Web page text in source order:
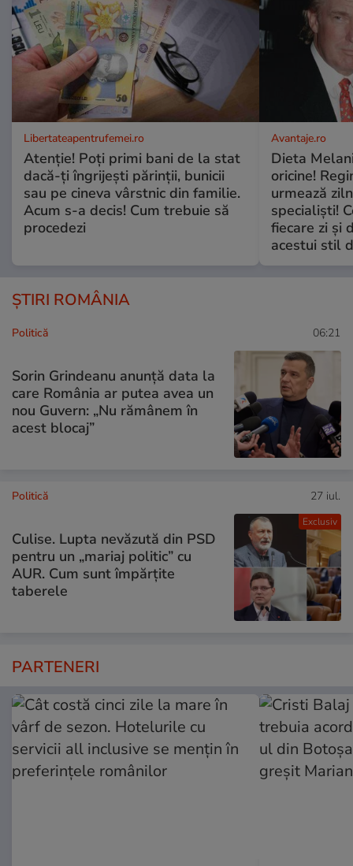
Libertateapentrufemei.ro
Atenție! Poți primi bani de la stat
dacă-ți îngrijești părinții, bunicii
sau pe cineva vârstnic din familie.
Acum s-a decis! Cum trebuie să
procedezi
Avantaje.ro
Dieta
oricine!
urmează
specialiști!
fiecare zi și
acestui stil
ȘTIRI ROMÂNIA
Politică 06:21
Sorin Grindeanu anunță data la
care România ar putea avea un
nou Guvern: „Nu rămânem în
acest blocaj”
Exclusiv
Politică 27 iul.
Culise. Lupta nevăzută din PSD
pentru un „mariaj politic” cu
AUR. Cum sunt împărțite
taberele
PARTENERI